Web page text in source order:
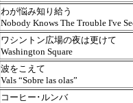
わが悩み知り給う
Nobody Knows The Trouble I've
ワシントン広場の夜は更けて
Washington Square
波をこえて
Vals “Sobre las olas”
コーヒー･ルンバ